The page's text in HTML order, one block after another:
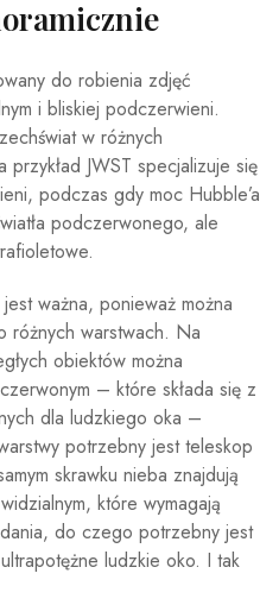
do robienia zdjęć
i bliskiej podczerwieni.
w różnych
JWST specjalizuje się
podczas gdy moc Hubble’a
podczerwonego, ale
ważna, ponieważ można
różnych warstwach. Na
obiektów można
– które składa się z
dla ludzkiego oka –
potrzebny jest teleskop
skrawku nieba znajdują
które wymagają
do czego potrzebny jest
ludzkie oko. I tak